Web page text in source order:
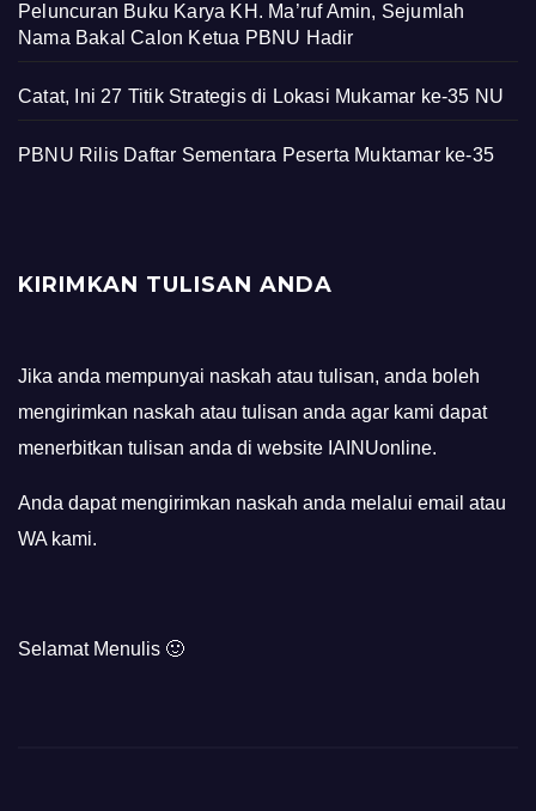
Peluncuran Buku Karya KH. Ma’ruf Amin, Sejumlah
Nama Bakal Calon Ketua PBNU Hadir
Catat, Ini 27 Titik Strategis di Lokasi Mukamar ke-35 NU
PBNU Rilis Daftar Sementara Peserta Muktamar ke-35
KIRIMKAN TULISAN ANDA
Jika anda mempunyai naskah atau tulisan, anda boleh
mengirimkan naskah atau tulisan anda agar kami dapat
menerbitkan tulisan anda di website IAINUonline.
Anda dapat mengirimkan naskah anda melalui email atau
WA kami.
Selamat Menulis 🙂